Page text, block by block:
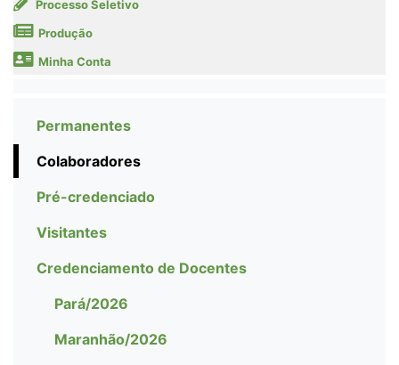
Processo Seletivo
Produção
Minha Conta
Permanentes
Colaboradores
Pré-credenciado
Visitantes
Credenciamento de Docentes
Pará/2026
Maranhão/2026